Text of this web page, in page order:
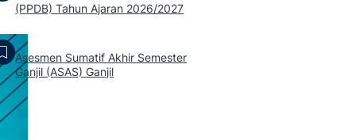
(PPDB) Tahun Ajaran 2026/2027
Asesmen Sumatif Akhir Semester
Ganjil (ASAS) Ganjil